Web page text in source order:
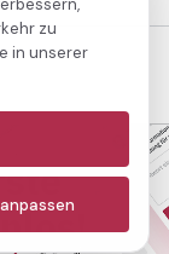
zu
in unserer